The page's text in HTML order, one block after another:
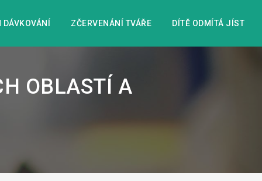
DÁVKOVÁNÍ ZČERVENÁNÍ TVÁŘE DÍTĚ ODMÍTÁ JÍST
OBLASTÍ A